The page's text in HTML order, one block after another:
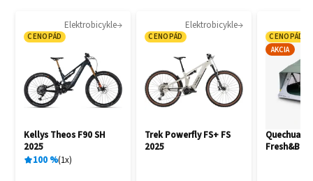
Elektrobicykle
CENOPÁD
Kellys Theos F90 SH
2025
100% 1x
Elektrobicykle
CENOPÁD
Trek Powerfly FS+ FS
2025
CENOPÁD
AKCIA
Quechua